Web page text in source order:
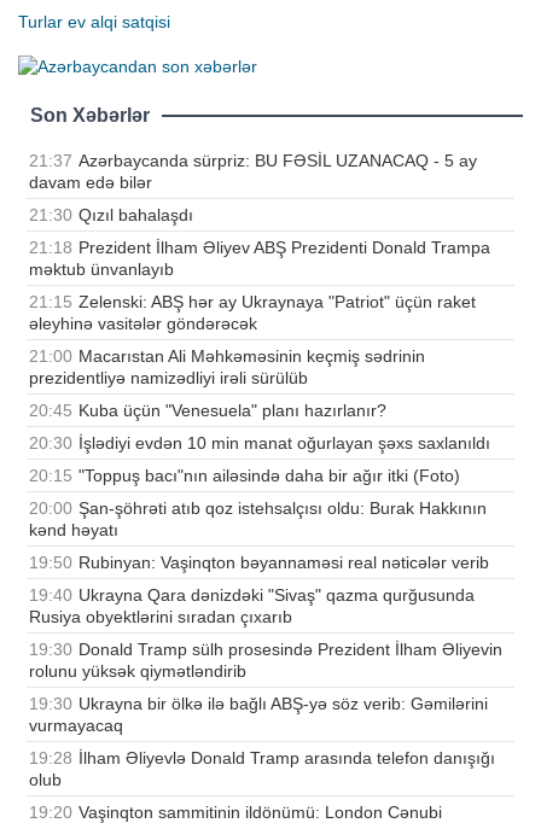
Turlar ev alqi satqisi
Son Xəbərlər
21:37 Azərbaycanda sürpriz: BU FƏSİL UZANACAQ - 5 ay
davam edə bilər
21:30 Qızıl bahalaşdı
21:18 Prezident İlham Əliyev ABŞ Prezidenti Donald Trampa
məktub ünvanlayıb
21:15 Zelenski: ABŞ hər ay Ukraynaya "Patriot" üçün raket
əleyhinə vasitələr göndərəcək
21:00 Macarıstan Ali Məhkəməsinin keçmiş sədrinin
prezidentliyə namizədliyi irəli sürülüb
20:45 Kuba üçün "Venesuela" planı hazırlanır?
20:30 İşlədiyi evdən 10 min manat oğurlayan şəxs saxlanıldı
20:15 "Toppuş bacı"nın ailəsində daha bir ağır itki (Foto)
20:00 Şan-şöhrəti atıb qoz istehsalçısı oldu: Burak Hakkının
kənd həyatı
19:50 Rubinyan: Vaşinqton bəyannaməsi real nəticələr verib
19:40 Ukrayna Qara dənizdəki "Sivaş" qazma qurğusunda
Rusiya obyektlərini sıradan çıxarıb
19:30 Donald Tramp sülh prosesində Prezident İlham Əliyevin
rolunu yüksək qiymətləndirib
19:30 Ukrayna bir ölkə ilə bağlı ABŞ-yə söz verib: Gəmilərini
vurmayacaq
19:28 İlham Əliyevlə Donald Tramp arasında telefon danışığı
olub
19:20 Vaşinqton sammitinin ildönümü: London Cənubi